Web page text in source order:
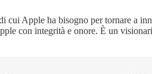
cui Apple ha bisogno per tornare a
con integrità e onore. È un